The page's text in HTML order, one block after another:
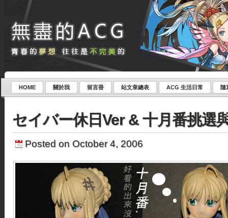
HOME 關於我 留言冊 站文章總表 ACG 生活日常 隨
セイバー休日Ver & 十月番挑選
Posted on October 4, 2006